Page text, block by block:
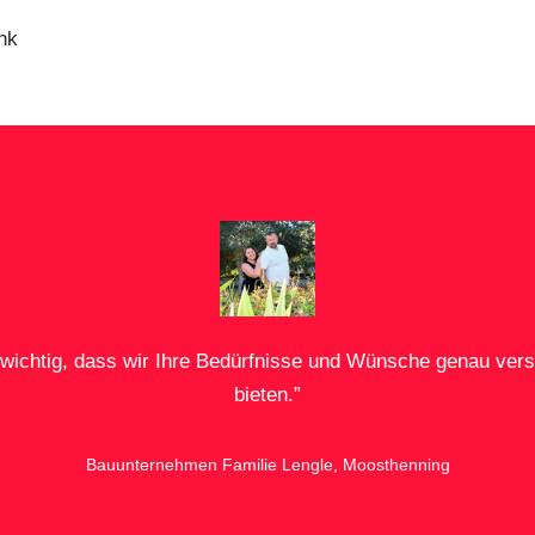
dass wir Ihre Bedürfnisse und Wünsche genau
bieten.”
Bauunternehmen Familie Lengle, Moosthenning